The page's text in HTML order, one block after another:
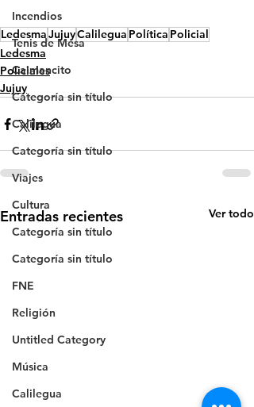
Incendios
Tenis de Mesa
Caimancito
Categoría sin título
Calilegua
Categoría sin título
Viajes
Cultura
Categoría sin título
Categoría sin título
FNE
Religión
Untitled Category
Música
Calilegua
LedesmaJujuyCalilegua Política Policial
Ledesma
Policiales
Jujuy
Entradas recientes Ver todo